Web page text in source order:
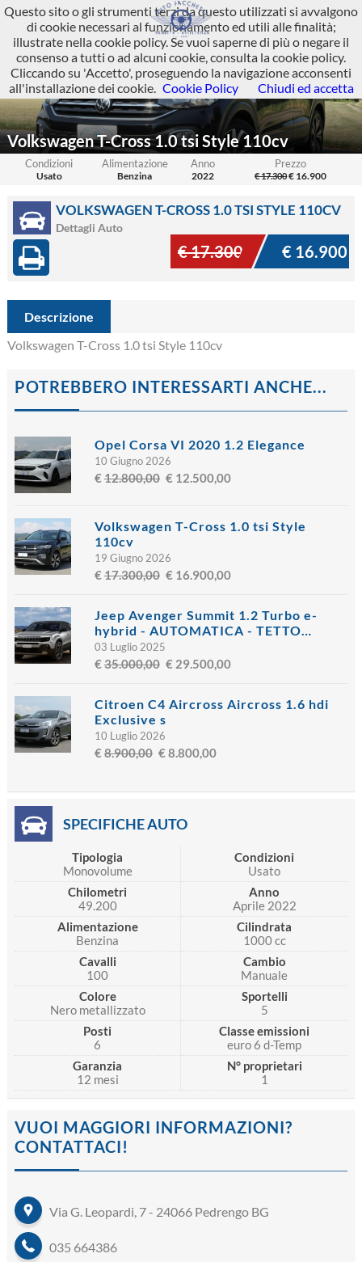
Volkswagen T-Cross 1.0 tsi Style 110cv
Condizioni
Usato
Alimentazione
Benzina
Anno
2022
Prezzo
€ 17.300€ 16.900
VOLKSWAGEN T-CROSS 1.0 TSI STYLE 110CV
Dettagli Auto
€ 16.900
€ 17.300
Descrizione
Volkswagen T-Cross 1.0 tsi Style 110cv
POTREBBERO INTERESSARTI ANCHE...
Opel Corsa VI 2020 1.2 Elegance
10 Giugno 2026
€12.800,00 € 12.500,00
Volkswagen T-Cross 1.0 tsi Style
110cv
19 Giugno 2026
€17.300,00 € 16.900,00
Jeep Avenger Summit 1.2 Turbo e-
hybrid - AUTOMATICA - TETTO…
03 Luglio 2025
€35.000,00 € 29.500,00
Citroen C4 Aircross Aircross 1.6 hdi
Exclusive s
10 Luglio 2026
€8.900,00 € 8.800,00
SPECIFICHE AUTO
Tipologia
Monovolume
Condizioni
Usato
Chilometri
49.200
Anno
Aprile 2022
Alimentazione
Benzina
Cilindrata
1000 cc
Cavalli
100
Cambio
Manuale
Colore
Nero metallizzato
Sportelli
5
Posti
6
Classe emissioni
euro 6 d-Temp
Garanzia
12 mesi
N° proprietari
1
VUOI MAGGIORI INFORMAZIONI?
CONTATTACI!
Via G. Leopardi, 7 - 24066 Pedrengo BG
035 664386
Questo sito o gli strumenti terzi da questo utilizzati si avvalgono
di cookie necessari al funzionamento ed utili alle finalità;
illustrate nella cookie policy. Se vuoi saperne di più o negare il
consenso a tutti o ad alcuni cookie, consulta la cookie policy.
Cliccando su 'Accetto', proseguendo la navigazione acconsenti
all'installazione dei cookie. Cookie Policy Chiudi ed accetta